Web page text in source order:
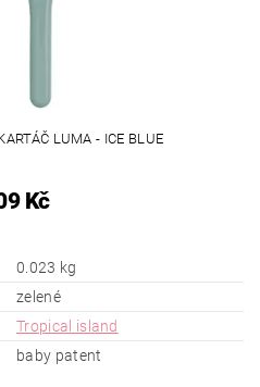
LUMA - ICE BLUE
Kč
0.023 kg
zelené
Tropical island
baby patent